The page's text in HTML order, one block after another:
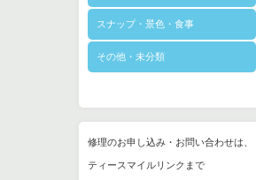
スナップ・景色・食事
その他・未分類
修理のお申し込み・お問い合わせは、
ティースマイルリンクまで